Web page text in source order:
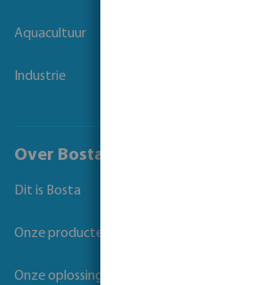
Aquacultuur
Industrie
Over Bosta
Dit is Bosta
Onze producten
Onze oplossingen